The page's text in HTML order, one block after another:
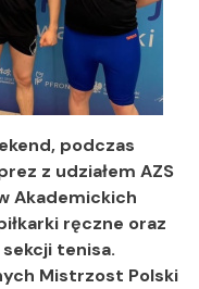
podczas
z udziałem AZS
Akademickich
ręczne oraz
tenisa.
Mistrzost Polski